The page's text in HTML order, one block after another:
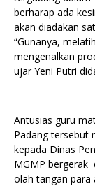
berharap ada
akan diadakan
“Gunanya,
mengenalkan
ujar Yeni Putri
Antusias guru
Padang tersebut
kepada Dinas
MGMP bergerak
olah tangan para